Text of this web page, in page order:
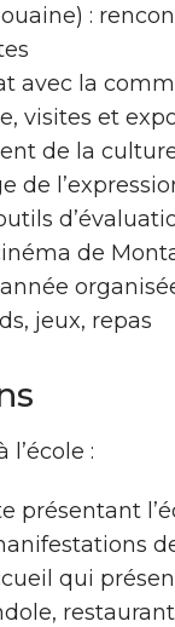
:
avec la
visites et
de la
de
de
jeux, repas
l’école :
présentant
qui